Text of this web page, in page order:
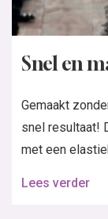
Snel en
Gemaakt
snel resultaat!
met een
Lees verder